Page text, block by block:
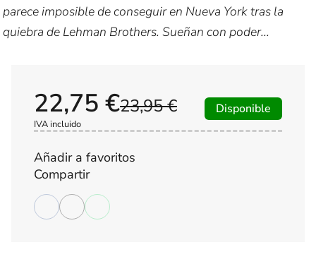
parece imposible de conseguir en Nueva York tras la
quiebra de Lehman Brothers. Sueñan con poder...
23,95 €
22,75 €
IVA incluido
Disponible
Añadir a favoritos
Compartir